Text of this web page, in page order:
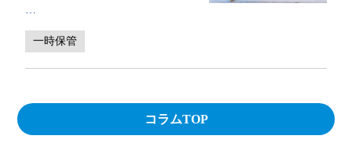
…
一時保管
コラムTOP